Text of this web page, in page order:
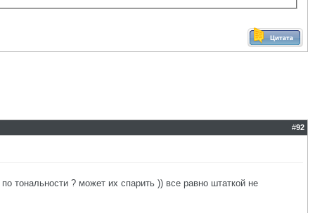
#92
тональности ? может их спарить )) все равно штаткой не